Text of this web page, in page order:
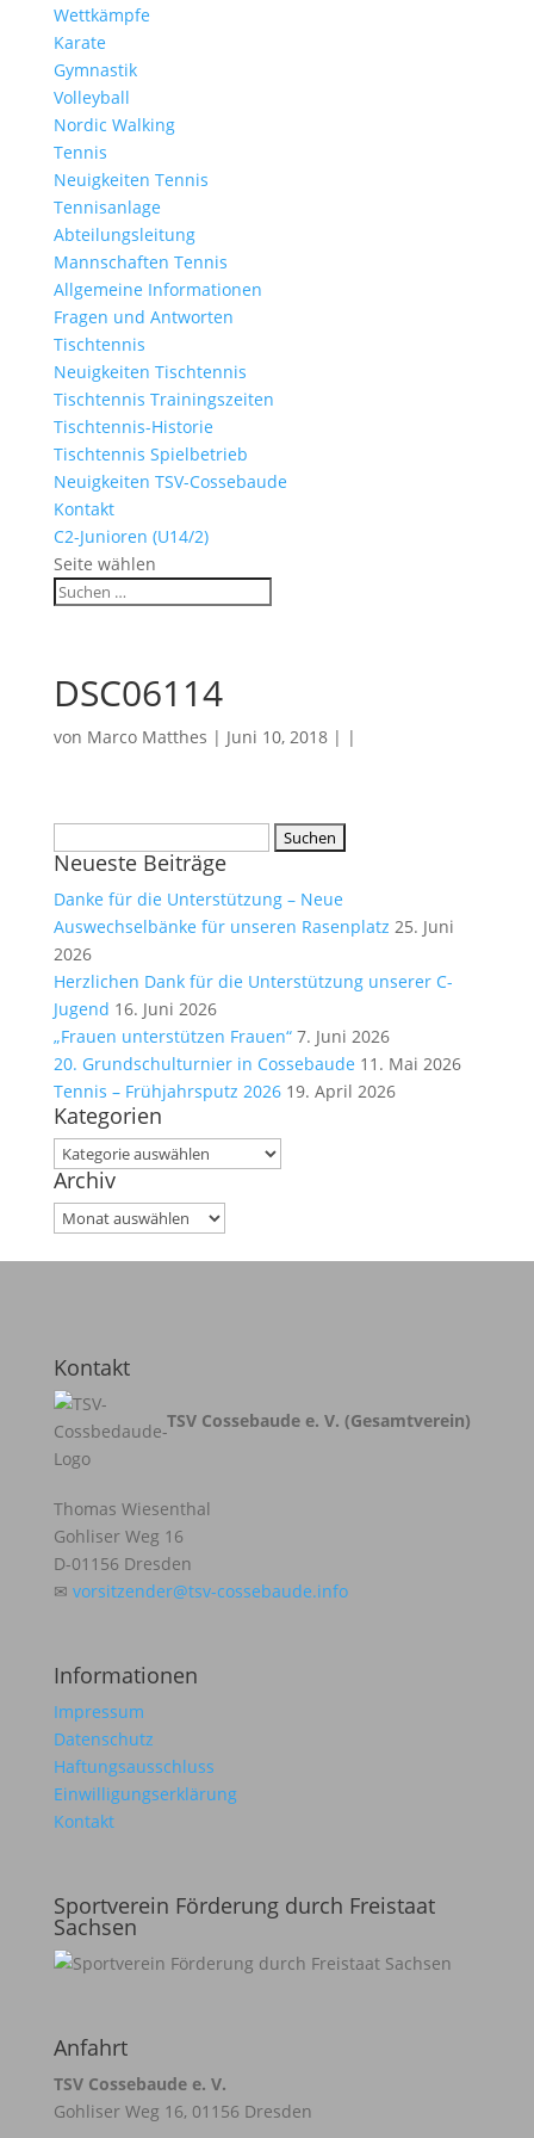
Wettkämpfe
Karate
Gymnastik
Volleyball
Nordic Walking
Tennis
Neuigkeiten Tennis
Tennisanlage
Abteilungsleitung
Mannschaften Tennis
Allgemeine Informationen
Fragen und Antworten
Tischtennis
Neuigkeiten Tischtennis
Tischtennis Trainingszeiten
Tischtennis-Historie
Tischtennis Spielbetrieb
Neuigkeiten TSV-Cossebaude
Kontakt
C2-Junioren (U14/2)
Seite wählen
DSC06114
von Marco Matthes | Juni 10, 2018 | |
nach:
Neueste Beiträge
Danke für die Unterstützung – Neue
Auswechselbänke für unseren Rasenplatz 25. Juni
2026
Herzlichen Dank für die Unterstützung unserer C-
Jugend 16. Juni 2026
„Frauen unterstützen Frauen“ 7. Juni 2026
20. Grundschulturnier in Cossebaude 11. Mai 2026
Tennis – Frühjahrsputz 2026 19. April 2026
Kategorien
Kategorien
Archiv
Archiv
Kontakt
TSV Cossebaude e. V. (Gesamtverein)
Thomas Wiesenthal
Gohliser Weg 16
D-01156 Dresden
✉ vorsitzender@tsv-cossebaude.info
Informationen
Impressum
Datenschutz
Haftungsausschluss
Einwilligungserklärung
Kontakt
Sportverein Förderung durch Freistaat
Sachsen
Anfahrt
TSV Cossebaude e. V.
Gohliser Weg 16, 01156 Dresden